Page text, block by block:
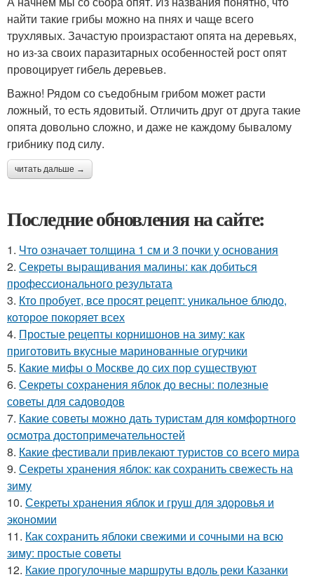
найти такие грибы можно на пнях и чаще всего
трухлявых. Зачастую произрастают опята на деревьях,
но из-за своих паразитарных особенностей рост опят
провоцирует гибель деревьев.
Важно! Рядом со съедобным грибом может расти
ложный, то есть ядовитый. Отличить друг от друга такие
опята довольно сложно, и даже не каждому бывалому
грибнику под силу.
читать дальше →
Последние обновления на сайте:
1. Что означает толщина 1 см и 3 почки у основания
2. Секреты выращивания малины: как добиться
профессионального результата
3. Кто пробует, все просят рецепт: уникальное блюдо,
которое покоряет всех
4. Простые рецепты корнишонов на зиму: как
приготовить вкусные маринованные огурчики
5. Какие мифы о Москве до сих пор существуют
6. Секреты сохранения яблок до весны: полезные
советы для садоводов
7. Какие советы можно дать туристам для комфортного
осмотра достопримечательностей
8. Какие фестивали привлекают туристов со всего мира
9. Секреты хранения яблок: как сохранить свежесть на
зиму
10. Секреты хранения яблок и груш для здоровья и
экономии
11. Как сохранить яблоки свежими и сочными на всю
зиму: простые советы
12. Какие прогулочные маршруты вдоль реки Казанки